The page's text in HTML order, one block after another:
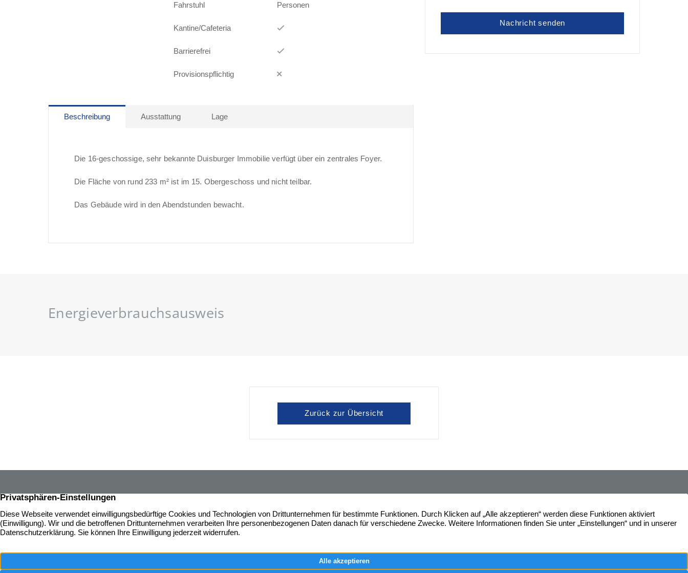
Fahrstuhl Personen
Kantine/Cafeteria
Barrierefrei
Provisionspflichtig
Beschreibung Ausstattung Lage
Die 16-geschossige, sehr bekannte Duisburger Immobilie verfügt über ein zentrales Foyer.
Die Fläche von rund 233 m² ist im 15. Obergeschoss und nicht teilbar.
Das Gebäude wird in den Abendstunden bewacht.
Energieverbrauchsausweis
Zurück zur Übersicht
Über 65 Jahre Erfahrung am
Immobilienmarkt in Duisburg und im
Friedrich-Wilhelm-Straße 7
+49 203 282870
Immobilien Widerrufsbelehrung